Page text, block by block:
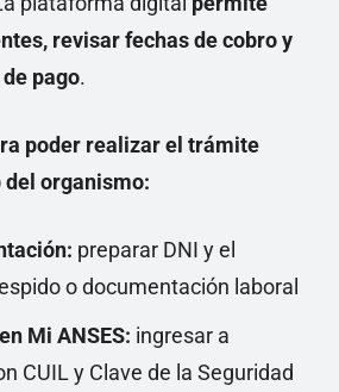
revisar fechas de cobro y
pago.
poder realizar el trámite
organismo:
preparar DNI y el
o documentación laboral
Mi ANSES: ingresar a
CUIL y Clave de la Seguridad